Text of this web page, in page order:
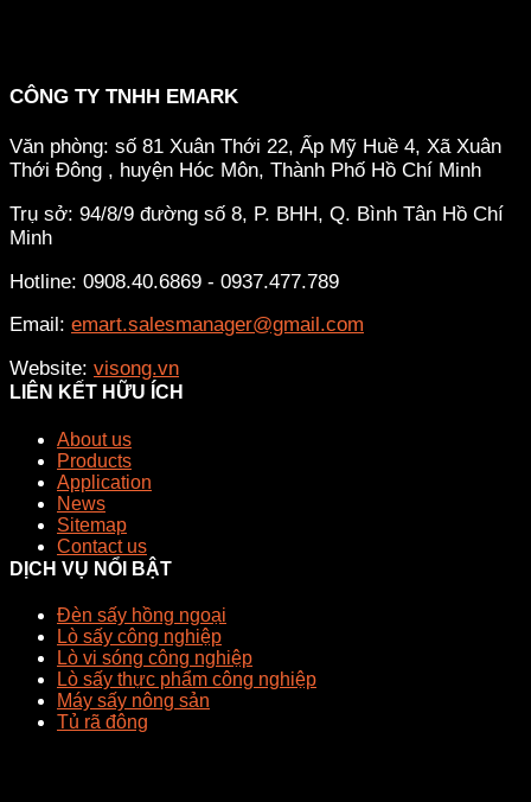
CÔNG TY TNHH EMARK
Văn phòng: số 81 Xuân Thới 22, Ấp Mỹ Huề 4, Xã Xuân
Thới Đông , huyện Hóc Môn, Thành Phố Hồ Chí Minh
Trụ sở: 94/8/9 đường số 8, P. BHH, Q. Bình Tân Hồ Chí
Minh
Hotline: 0908.40.6869 - 0937.477.789
Email: emart.salesmanager@gmail.com
Website: visong.vn
LIÊN KẾT HỮU ÍCH
About us
Products
Application
News
Sitemap
Contact us
DỊCH VỤ NỔI BẬT
Đèn sấy hồng ngoại
Lò sấy công nghiệp
Lò vi sóng công nghiệp
Lò sấy thực phẩm công nghiệp
Máy sấy nông sản
Tủ rã đông